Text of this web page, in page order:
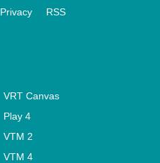
Privacy RSS
VRT Canvas
Play 4
VTM 2
VTM 4